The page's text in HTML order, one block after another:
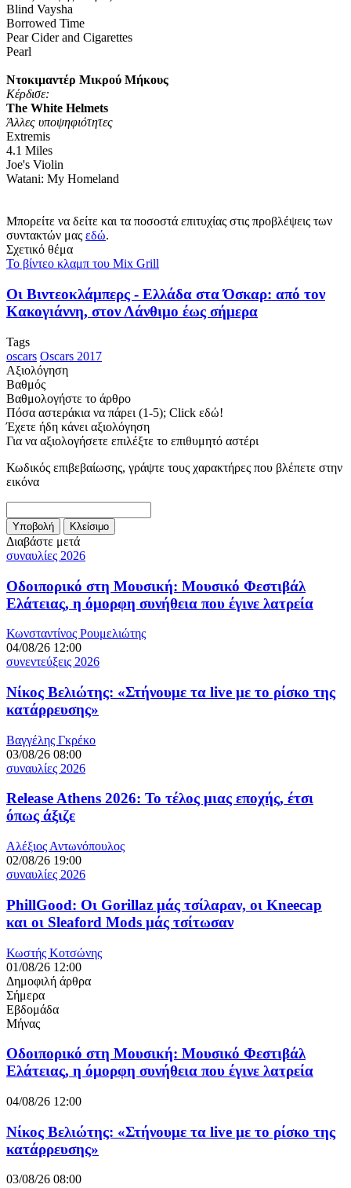
Blind Vaysha
Borrowed Time
Pear Cider and Cigarettes
Pearl
Ντοκιμαντέρ Μικρού Μήκους
Κέρδισε:
The White Helmets
Άλλες υποψηφιότητες
Extremis
4.1 Miles
Joe's Violin
Watani: My Homeland
Μπορείτε να δείτε και τα ποσοστά επιτυχίας στις προβλέψεις των
συντακτών μας εδώ.
Σχετικό θέμα
Το βίντεο κλαμπ του Mix Grill
Οι Βιντεοκλάμπερς - Ελλάδα στα Όσκαρ: από τον
Κακογιάννη, στον Λάνθιμο έως σήμερα
Tags
oscars Oscars 2017
Αξιολόγηση
Βαθμός
Βαθμολογήστε το άρθρο
Πόσα αστεράκια να πάρει (1-5); Click εδώ!
Έχετε ήδη κάνει αξιολόγηση
Για να αξιολογήσετε επιλέξτε το επιθυμητό αστέρι
Κωδικός επιβεβαίωσης, γράψτε τους χαρακτήρες που βλέπετε στην
εικόνα
Διαβάστε μετά
συναυλίες 2026
Οδοιπορικό στη Μουσική: Μουσικό Φεστιβάλ
Ελάτειας, η όμορφη συνήθεια που έγινε λατρεία
Κωνσταντίνος Ρουμελιώτης
04/08/26 12:00
συνεντεύξεις 2026
Νίκος Βελιώτης: «Στήνουμε τα live με το ρίσκο της
κατάρρευσης»
Βαγγέλης Γκρέκο
03/08/26 08:00
συναυλίες 2026
Release Athens 2026: Το τέλος μιας εποχής, έτσι
όπως άξιζε
Αλέξιος Αντωνόπουλος
02/08/26 19:00
συναυλίες 2026
PhillGood: Οι Gorillaz μάς τσίλαραν, οι Kneecap
και οι Sleaford Mods μάς τσίτωσαν
Κωστής Κοτσώνης
01/08/26 12:00
Δημοφιλή άρθρα
Σήμερα
Εβδομάδα
Μήνας
Οδοιπορικό στη Μουσική: Μουσικό Φεστιβάλ
Ελάτειας, η όμορφη συνήθεια που έγινε λατρεία
04/08/26 12:00
Νίκος Βελιώτης: «Στήνουμε τα live με το ρίσκο της
κατάρρευσης»
03/08/26 08:00